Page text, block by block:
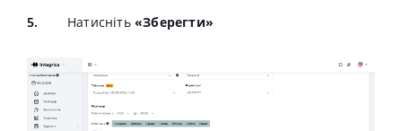
Натисніть «Зберегти»